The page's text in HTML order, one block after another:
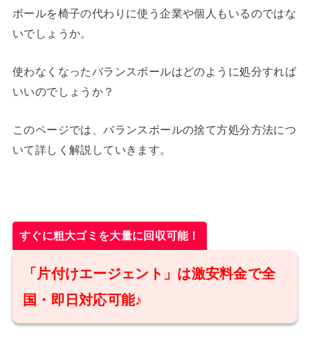
ボールを椅子の代わりに使う企業や個人もいるのではな
いでしょうか。
使わなくなったバランスボールはどのように処分すれば
いいのでしょうか？
このページでは、バランスボールの捨て方処分方法につ
いて詳しく解説していきます。
すぐに粗大ゴミを大量に回収可能！
「片付けエージェント」は激安料金で全
国・即日対応可能♪